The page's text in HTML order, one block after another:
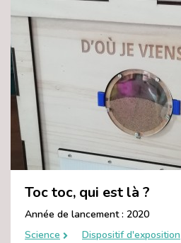
Toc toc, qui est là ?
Année de lancement : 2020
Science
Dispositif d'exposition